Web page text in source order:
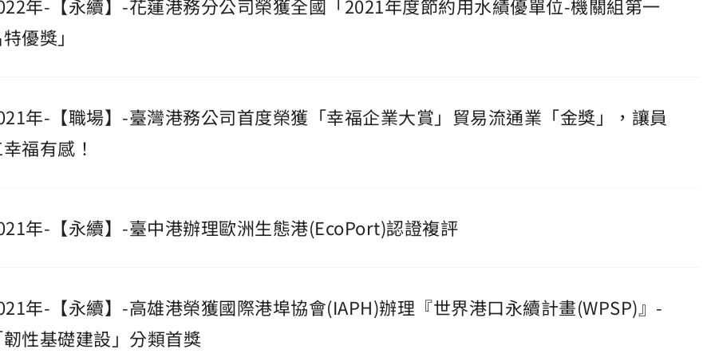
年-【永續】-花蓮港務分公司榮獲全國「2021年度節約用水績優單位-機關組第一
優獎」
年-【職場】-臺灣港務公司首度榮獲「幸福企業大賞」貿易流通業「金獎」，讓員
福有感！
年-【永續】-臺中港辦理歐洲生態港(EcoPort)認證複評
年-【永續】-高雄港榮獲國際港埠協會(IAPH)辦理『世界港口永續計畫(WPSP)』-
性基礎建設」分類首獎